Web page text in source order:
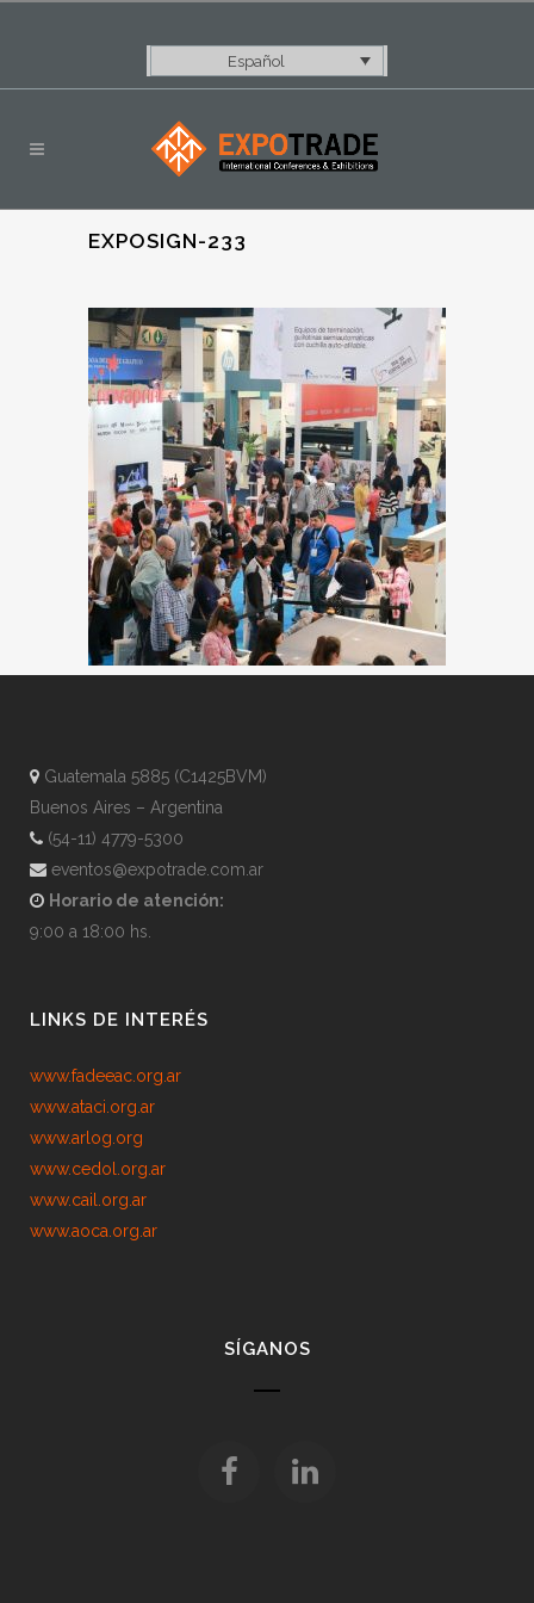
Español
EXPOSIGN-233
Guatemala 5885 (C1425BVM)
Buenos Aires – Argentina
(54-11) 4779-5300
eventos@expotrade.com.ar
Horario de atención:
9:00 a 18:00 hs.
LINKS DE INTERÉS
www.fadeeac.org.ar
www.ataci.org.ar
www.arlog.org
www.cedol.org.ar
www.cail.org.ar
www.aoca.org.ar
SÍGANOS